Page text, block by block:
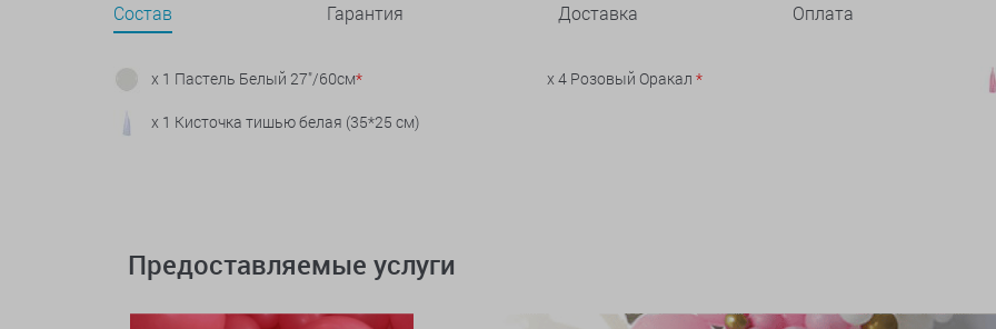
Состав Гарантия Доставка Оплата
x 1 Пастель Белый 27"/60см* x 4 Розовый Оракал *
x 1 Кисточка тишью белая (35*25 см)
Предоставляемые услуги